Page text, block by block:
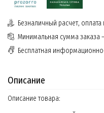
Безналичный расчет,
Минимальная сумма заказа
Бесплатная
Описание
Описание товара: